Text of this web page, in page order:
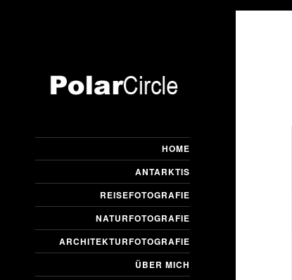
HOME
ANTARKTIS
REISEFOTOGRAFIE
NATURFOTOGRAFIE
ARCHITEKTURFOTOGRAFIE
ÜBER MICH